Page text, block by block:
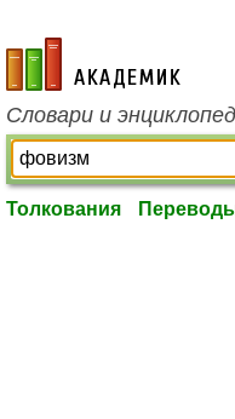
academic.ru
Словари и
Толкования